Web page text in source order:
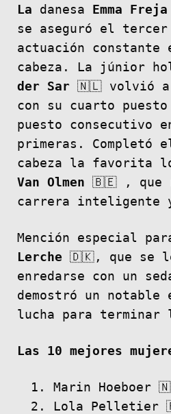
La danesa Emma
se aseguró el
actuación constante
cabeza. La júnior
der Sar🇳🇱 volvió a
con su cuarto puesto
puesto consecutivo
primeras. Completó
cabeza la favorita
Van Olmen 🇧🇪 , que
carrera inteligente
Mención especial
Lerche 🇩🇰, que se
enredarse con un
demostró un
lucha para terminar
Las 10 mejores
Marin Hoeboer
Lola Pelletier